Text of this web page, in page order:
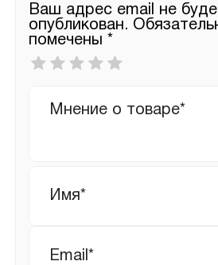
Ваш адрес email не
опубликован.
помечены *
Ваша
оценка
отзыв